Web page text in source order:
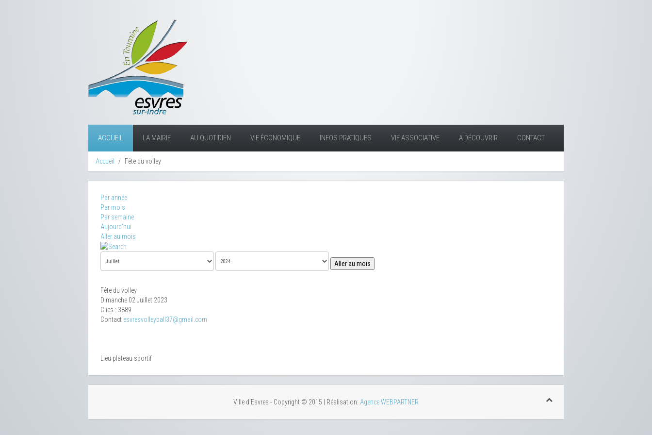
ACCUEIL LA MAIRIE AU QUOTIDIEN VIE ÉCONOMIQUE INFOS PRATIQUES VIE ASSOCIATIVE A DÉCOUVRIR CONTACT
Accueil Fête du volley
Par année
Par mois
Par semaine
Aujourd'hui
Aller au mois
Aller au mois
Fête du volley
Dimanche 02 Juillet 2023
Clics : 3889
Contact esvresvolleyball37@gmail.com
Lieu plateau sportif
Ville d'Esvres - Copyright © 2015 | Réalisation: Agence WEBPARTNER